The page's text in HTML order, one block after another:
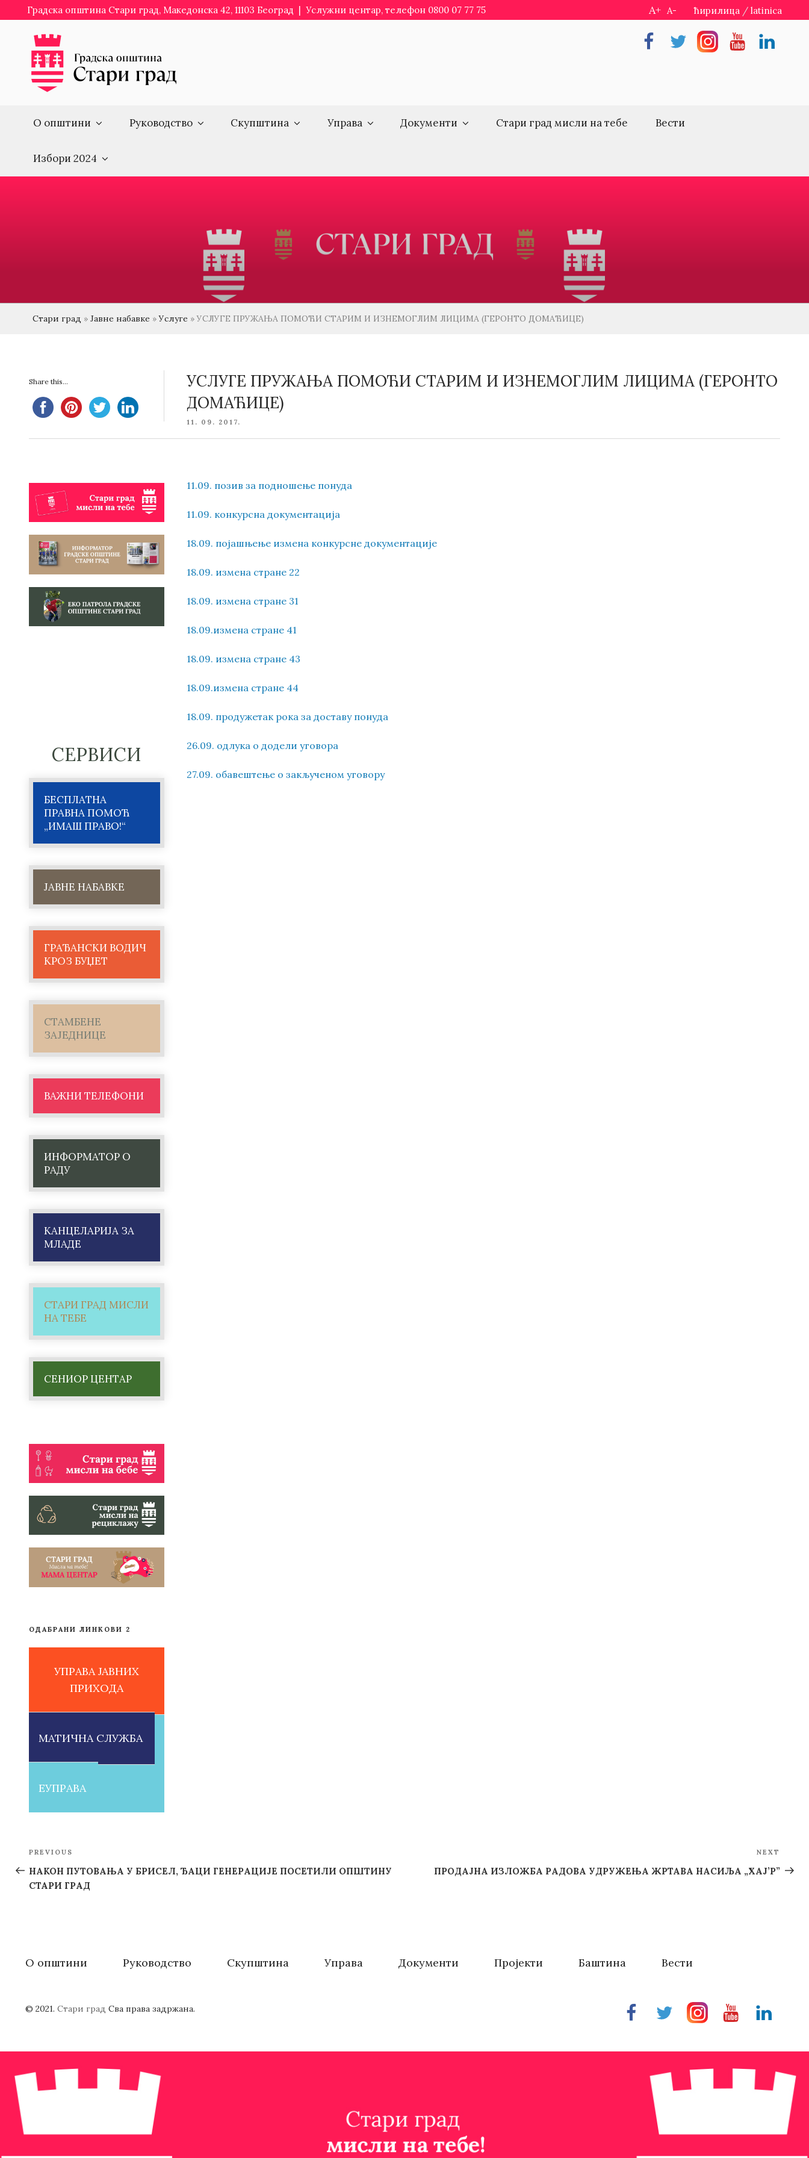
to
content
Градска општина Стари град, Македонска 42, 11103 Београд | Услужни центар, телефон 0800 07 77 75 A+ A- ћирилица / latinica
FacebookTwitterInstragramYoutubeLinkedin
О општини Руководство Скупштина Управа Документи Стари град мисли на тебе Вести
Избори 2024
Стари град » Јавне набавке »Услуге »УСЛУГЕ ПРУЖАЊА ПОМОЋИ СТАРИМ И ИЗНЕМОГЛИМ ЛИЦИМА (ГЕРОНТО ДОМАЋИЦЕ)
Share this...
УСЛУГЕ ПРУЖАЊА ПОМОЋИ СТАРИМ И ИЗНЕМОГЛИМ ЛИЦИМА (ГЕРОНТО
ДОМАЋИЦЕ)
POSTED
11. 09. 2017.
СЕРВИСИ
БЕСПЛАТНА
ПРАВНА ПОМОЋ
„ИМАШ ПРАВО!“
ЈАВНЕ НАБАВКЕ
ГРАЂАНСКИ ВОДИЧ
КРОЗ БУЏЕТ
СТАМБЕНЕ
ЗАЈЕДНИЦЕ
ВАЖНИ ТЕЛЕФОНИ
ИНФОРМАТОР О
РАДУ
КАНЦЕЛАРИЈА ЗА
МЛАДЕ
СТАРИ ГРАД МИСЛИ
НА ТЕБЕ
СЕНИОР ЦЕНТАР
ОДАБРАНИ ЛИНКОВИ 2
УПРАВА ЈАВНИХ
ПРИХОДА
МАТИЧНА СЛУЖБА
ЕУПРАВА
11.09. позив за подношење понуда
11.09. конкурсна документација
18.09. појашњење измена конкурсне документације
18.09. измена стране 22
18.09. измена стране 31
18.09.измена стране 41
18.09. измена стране 43
18.09.измена стране 44
18.09. продужетак рока за доставу понуда
26.09. одлука о додели уговора
27.09. обавештење о закљученом уговору
Post
navigation
Previous
Post
PREVIOUS
НАКОН ПУТОВАЊА У БРИСЕЛ, ЂАЦИ ГЕНЕРАЦИЈЕ ПОСЕТИЛИ ОПШТИНУ
СТАРИ ГРАД
Post
NEXT
ПРОДАЈНА ИЗЛОЖБА РАДОВА УДРУЖЕЊА ЖРТАВА НАСИЉА „ХАЈ’Р”
О општини Руководство Скупштина Управа Документи Пројекти Баштина Вести
FacebookTwitterInstragramYoutubeLinkedin
© 2021. Стари град Сва права задржана.